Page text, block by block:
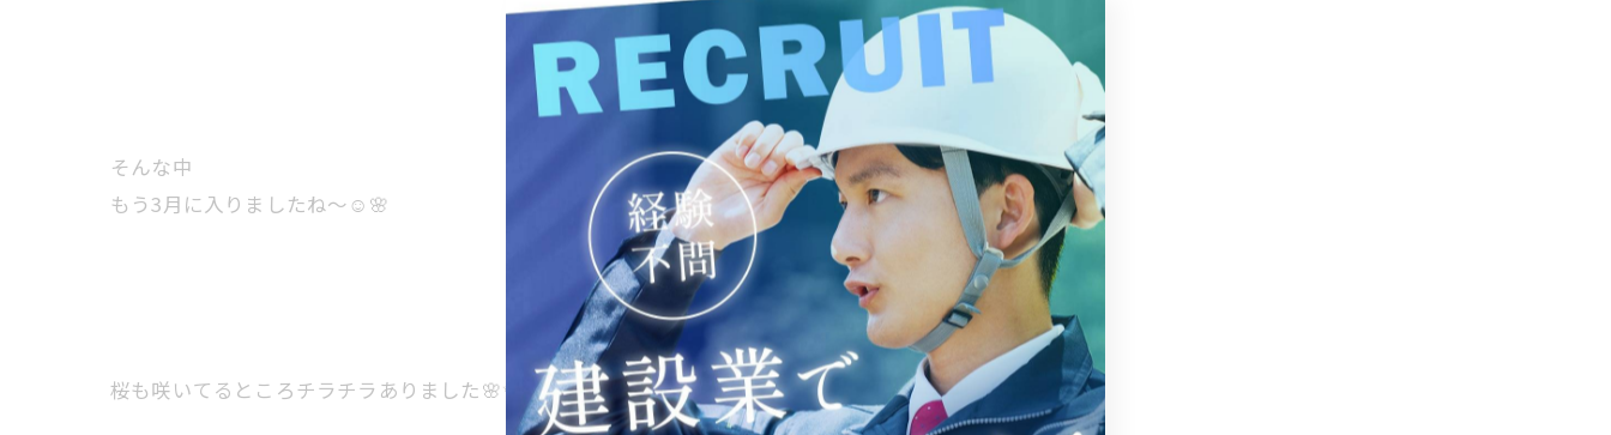
そんな中
もう3月に入りましたね〜☺️🌸
桜も咲いてるところチラチラありました🌸✨